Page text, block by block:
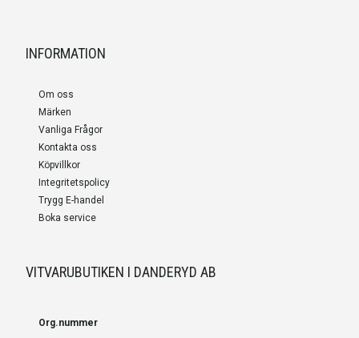
INFORMATION
Om oss
Märken
Vanliga Frågor
Kontakta oss
Köpvillkor
Integritetspolicy
Trygg E-handel
Boka service
VITVARUBUTIKEN I DANDERYD AB
Org.nummer